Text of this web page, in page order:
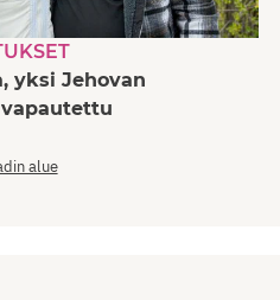
yksi Jehovan
alue